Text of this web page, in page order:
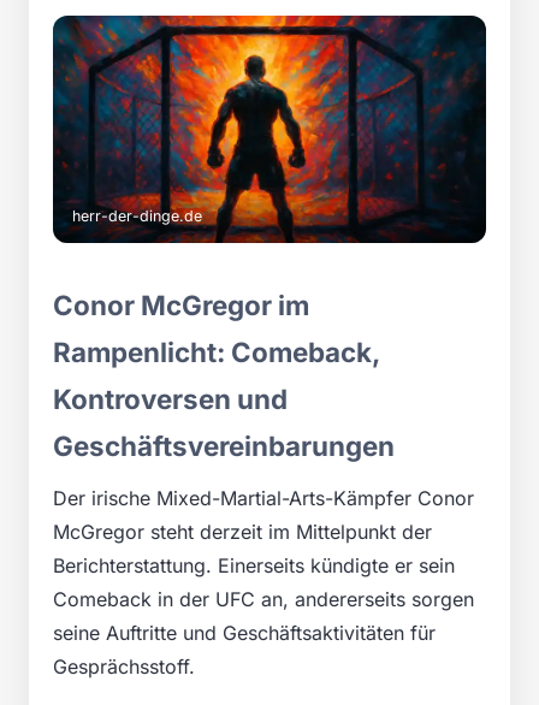
herr-der-dinge.de
Conor McGregor im
Rampenlicht: Comeback,
Kontroversen und
Geschäftsvereinbarungen
Der irische Mixed-Martial-Arts-Kämpfer Conor
McGregor steht derzeit im Mittelpunkt der
Berichterstattung. Einerseits kündigte er sein
Comeback in der UFC an, andererseits sorgen
seine Auftritte und Geschäftsaktivitäten für
Gesprächsstoff.